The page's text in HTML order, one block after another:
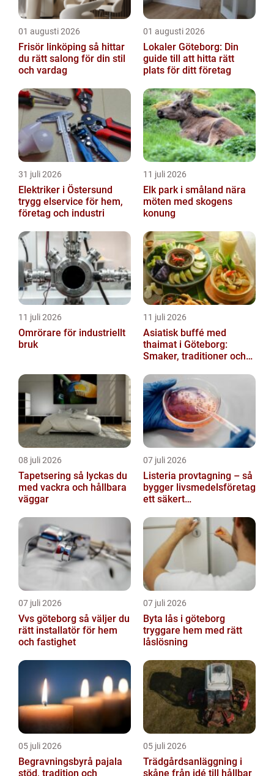
01 augusti 2026
Frisör linköping så hittar
du rätt salong för din stil
och vardag
01 augusti 2026
Lokaler Göteborg: Din
guide till att hitta rätt
plats för ditt företag
31 juli 2026
Elektriker i Östersund
trygg elservice för hem,
företag och industri
11 juli 2026
Elk park i småland nära
möten med skogens
konung
11 juli 2026
Omrörare för industriellt
bruk
11 juli 2026
Asiatisk buffé med
thaimat i Göteborg:
Smaker, traditioner och
08 juli 2026
Tapetsering så lyckas du
med vackra och hållbara
väggar
07 juli 2026
Listeria provtagning – så
bygger livsmedelsföretag
ett säkert
07 juli 2026
Vvs göteborg så väljer du
rätt installatör för hem
och fastighet
07 juli 2026
Byta lås i göteborg
tryggare hem med rätt
låslösning
05 juli 2026
Begravningsbyrå pajala
stöd, tradition och
05 juli 2026
Trädgårdsanläggning i
skåne från idé till hållbar